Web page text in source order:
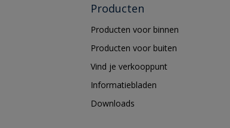
Producten
Producten voor binnen
Producten voor buiten
Vind je verkooppunt
Informatiebladen
Downloads